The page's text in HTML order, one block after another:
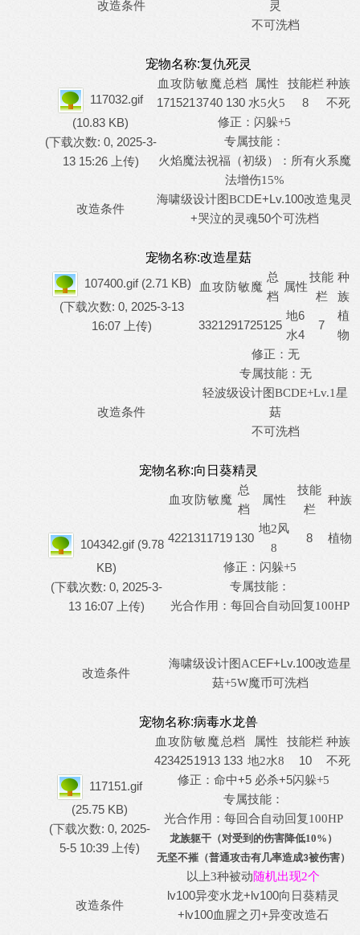
改造条件 灵
不可洗档
宠物名称:复仇死灵
117032.gif
(10.83 KB)
(下载次数: 0, 2025-3-
13 15:26 上传)
血 攻防敏魔 总档 属性 技能栏 种族
1715213740 130 水5火5 8
不死
修正： 闪躲+5
专属技能：
火焰魔法祝福（初级）：所有火系魔
法增伤15%
改造条件
海啸级设计图BCDE+Lv.100改造鬼灵
+哭泣的灵魂50个可洗档
宠物名称:改造星菇
107400.gif (2.71 KB)
(下载次数: 0, 2025-3-13
16:07 上传)
血 攻防敏魔
总
档
属性
技能
栏
种
族
3321291725125
地6
水4
7
植
物
修正：无
专属技能：无
改造条件
轻波级设计图BCDE+Lv.1星
菇
不可洗档
宠物名称:向日葵精灵
104342.gif (9.78
KB)
(下载次数: 0, 2025-3-
13 16:07 上传)
血 攻防敏魔
总
档
属性
技能
栏
种族
4221311719 130
地2风
8
8 植物
修正： 闪躲+5
专属技能：
光合作用：每回合自动回复100HP
改造条件
海啸级设计图 ACEF+Lv.100改造星
菇+5W魔币可洗档
宠物名称:病毒水龙兽
117151.gif
(25.75 KB)
(下载次数: 0, 2025-
5-5 10:39 上传)
血 攻防敏魔 总档 属性 技能栏 种族
4234251913 133 地2水8 10
不死
修正：命中+5 必杀+5闪躲+5
专属技能：
光合作用：每回合自动回复100HP
龙族躯干（对受到的伤害降低10%）
无坚不摧（普通攻击有几率造成3被伤害）
以上3种被动随机出现2个
改造条件
lv100异变水龙+lv100向日葵精灵
+lv100血腥之刃+异变改造石